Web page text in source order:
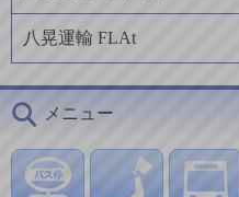
八晃運輸 FLAt
メニュー